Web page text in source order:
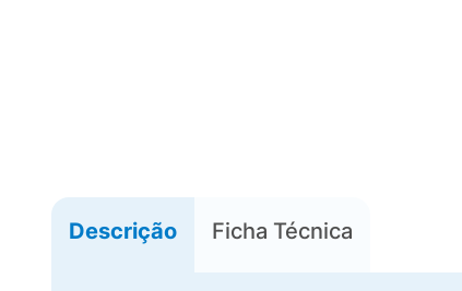
Descrição Ficha Técnica